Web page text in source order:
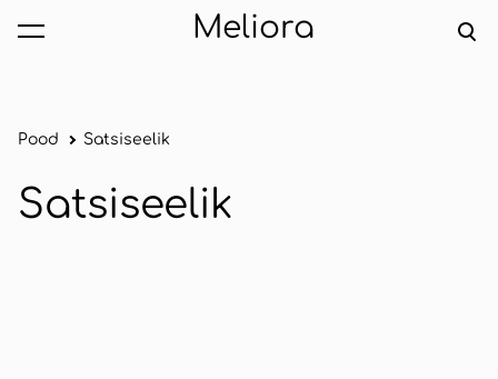
Meliora
lisati ostukorvi. Vaata ostukorvi
Pood Satsiseelik
Satsiseelik